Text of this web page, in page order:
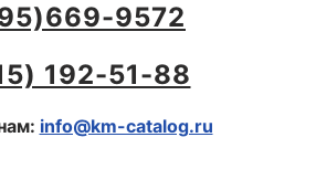
9572
192-51-88
info@km-catalog.ru